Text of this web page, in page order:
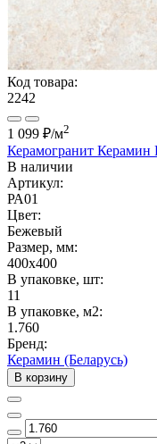
Код товара:
2242
1 099 ₽/м2
Керамогранит Керамин
В наличии
Артикул:
РА01
Цвет:
Бежевый
Размер, мм:
400x400
В упаковке, шт:
11
В упаковке, м2:
1.760
Бренд:
Керамин (Беларусь)
В корзину